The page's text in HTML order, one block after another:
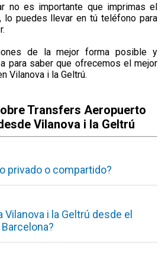
no es importante que imprimas el
lo puedes llevar en tú teléfono para
de la mejor forma posible y
para saber que ofrecemos el mejor
Vilanova i la Geltrú.
Transfers Aeropuerto
Vilanova i la Geltrú
privado o compartido?
de transporte disponibles son
exclusivo para ti y tus acompañantes.
Vilanova i la Geltrú desde el
a Vilanova i la Geltrú con un